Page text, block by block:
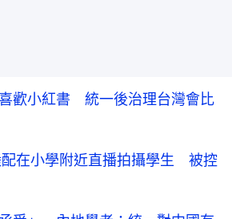
歡小紅書 統一後治理台灣會比
在小學附近直播拍攝學生 被控